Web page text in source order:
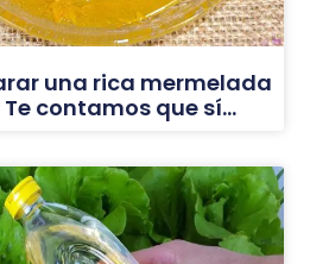
una rica mermelada
contamos que sí…